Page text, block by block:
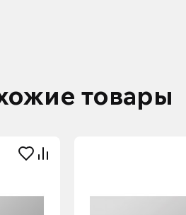
товары